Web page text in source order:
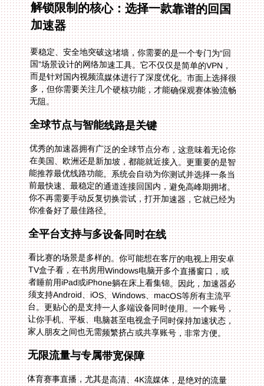
解锁限制的核心：选择一款靠谱的回国
加速器
要稳定、安全地突破这堵墙，你需要的是一个专门为“回
国”场景设计的网络加速工具。它不仅仅是简单的VPN，
而是针对国内视频流媒体进行了深度优化。市面上选择很
多，但你需要关注几个硬核功能，才能确保观赛体验流畅
无阻。
全球节点与智能线路是关键
优秀的加速器拥有广泛的全球节点分布，这意味着无论你
在美国、欧洲还是新加坡，都能就近接入。更重要的是智
能推荐最优线路功能。系统会自动为你测试并选择一条当
前最快速、最稳定的通道连接回国内，避免高峰期拥堵。
你不再需要手动反复切换尝试，打开加速器，它就已经为
你准备好了最佳路径。
全平台支持与多设备同时在线
看比赛的场景是多样的。你可能想在客厅的电视上用安卓
TV盒子看，在书房用Windows电脑开多个直播窗口，或
者睡前用iPad或iPhone躺在床上看集锦。因此，加速器必
须支持Android、iOS、Windows、macOS等所有主流平
台。更贴心的是支持一人多端设备同时使用。一个账号，
让你手机、平板、电脑甚至电视盒子同时保持加速状态，
家人朋友之间也无需频繁挤占或共享账号，非常方便。
无限流量与专属带宽保障
体育赛事直播，尤其是高清、4K流媒体，是绝对的流量
吞噬者。稳定无限流量是基础保障，让你无需担心看到关
键时刻突然限速。其背后的智能分流技术能精准识别你的
网络请求，将视频流量引导至精选的回国影音专线上。这
条专线就像高速公路上的VIP通道，与普通数据分开，优
先保障视频流的稳定传输。独享100M带宽的承诺，确保
了即使是在世界杯决赛夜这样的网络高峰时段，你的画面